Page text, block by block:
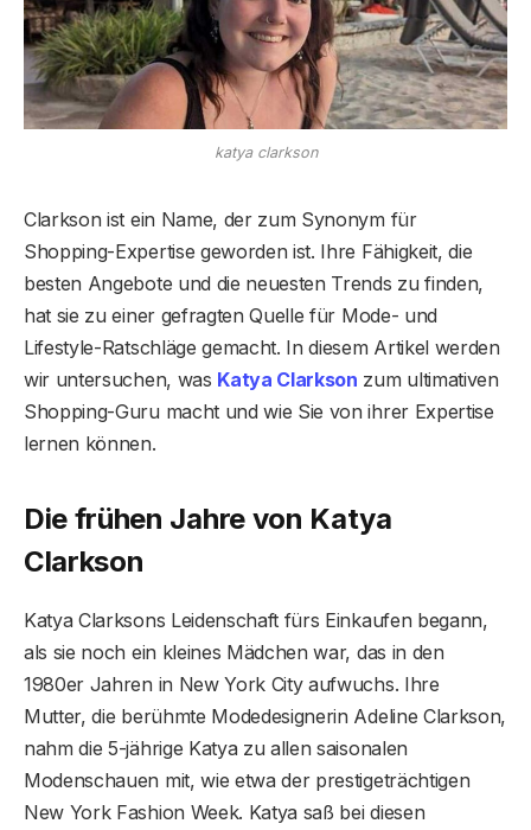
katya clarkson
Clarkson ist ein Name, der zum Synonym für
Shopping-Expertise geworden ist. Ihre Fähigkeit, die
besten Angebote und die neuesten Trends zu finden,
hat sie zu einer gefragten Quelle für Mode- und
Lifestyle-Ratschläge gemacht. In diesem Artikel werden
wir untersuchen, was Katya Clarkson zum ultimativen
Shopping-Guru macht und wie Sie von ihrer Expertise
lernen können.
Die frühen Jahre von Katya
Clarkson
Katya Clarksons Leidenschaft fürs Einkaufen begann,
als sie noch ein kleines Mädchen war, das in den
1980er Jahren in New York City aufwuchs. Ihre
Mutter, die berühmte Modedesignerin Adeline Clarkson,
nahm die 5-jährige Katya zu allen saisonalen
Modenschauen mit, wie etwa der prestigeträchtigen
New York Fashion Week. Katya saß bei diesen